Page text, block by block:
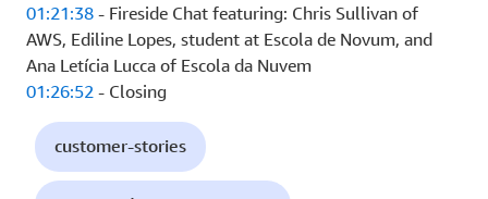
01:21:38 - Fireside Chat featuring: Chris Sullivan of
AWS, Ediline Lopes, student at Escola de Novum, and
Ana Letícia Lucca of Escola da Nuvem
01:26:52 - Closing
customer-stories